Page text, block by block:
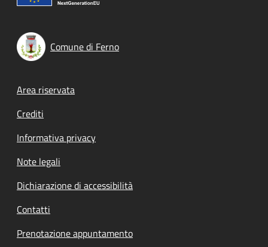
Comune di Ferno
Footer menu
Area riservata
Crediti
Informativa privacy
Note legali
Dichiarazione di accessibilità
Contatti
Prenotazione appuntamento